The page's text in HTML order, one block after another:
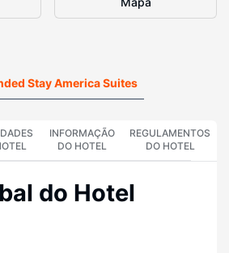
Stay America Suites
INFORMAÇÃO
DO HOTEL
REGULAMENTOS
DO HOTEL
do Hotel